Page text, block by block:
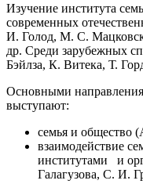
Изучение института
современных
И. Голод, М. С.
др. Среди зарубежных
Бэйлза, К. Витека, Т.
Основными
выступают:
семья и общество
взаимодействие
институтами и
Галагузова, С. И.